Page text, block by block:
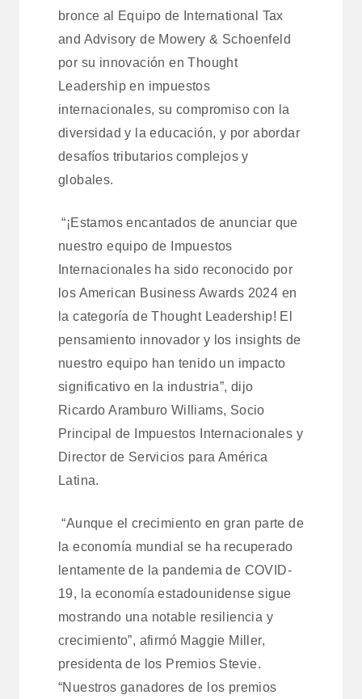
bronce al Equipo de International Tax
and Advisory de Mowery & Schoenfeld
por su innovación en Thought
Leadership en impuestos
internacionales, su compromiso con la
diversidad y la educación, y por abordar
desafíos tributarios complejos y
globales.
“¡Estamos encantados de anunciar que
nuestro equipo de Impuestos
Internacionales ha sido reconocido por
los American Business Awards 2024 en
la categoría de Thought Leadership! El
pensamiento innovador y los insights de
nuestro equipo han tenido un impacto
significativo en la industria”, dijo
Ricardo Aramburo Williams, Socio
Principal de Impuestos Internacionales y
Director de Servicios para América
Latina.
“Aunque el crecimiento en gran parte de
la economía mundial se ha recuperado
lentamente de la pandemia de COVID-
19, la economía estadounidense sigue
mostrando una notable resiliencia y
crecimiento”, afirmó Maggie Miller,
presidenta de los Premios Stevie.
“Nuestros ganadores de los premios